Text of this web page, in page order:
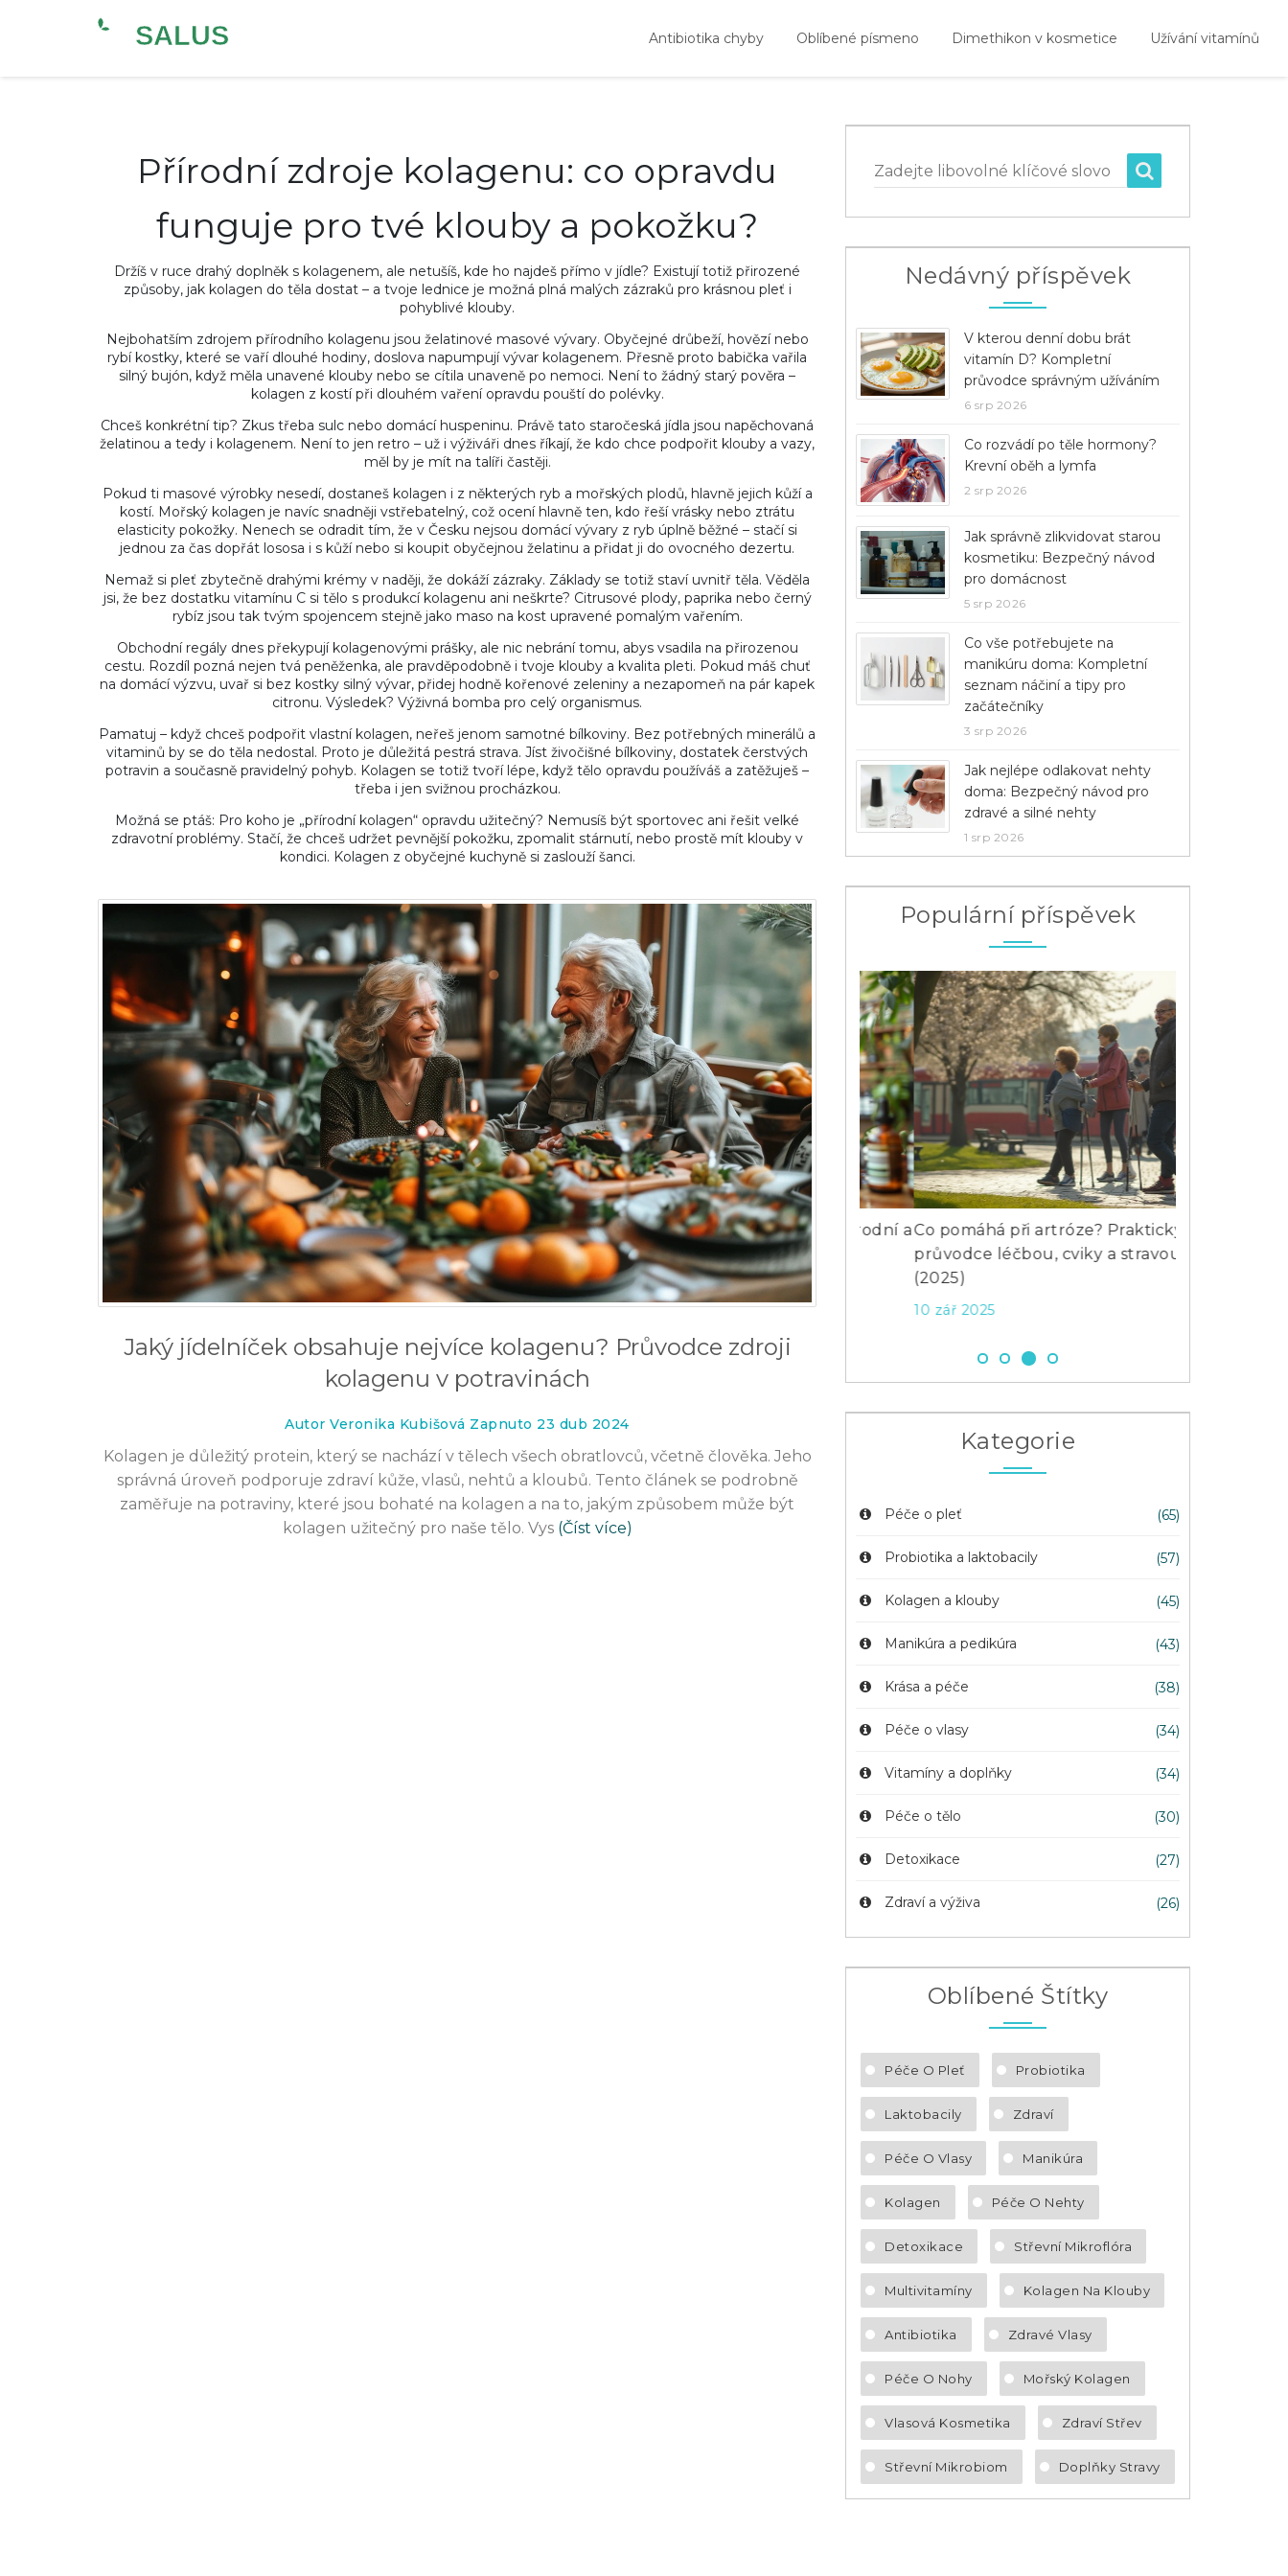
Antibiotika chyby Oblíbené písmeno Dimethikon v kosmetice Užívání vitamínů
Přírodní zdroje kolagenu: co opravdu
funguje pro tvé klouby a pokožku?
Držíš v ruce drahý doplněk s kolagenem, ale netušíš, kde ho najdeš přímo v jídle? Existují totiž přirozené
způsoby, jak kolagen do těla dostat – a tvoje lednice je možná plná malých zázraků pro krásnou pleť i
pohyblivé klouby.
Nejbohatším zdrojem přírodního kolagenu jsou želatinové masové vývary. Obyčejné drůbeží, hovězí nebo
rybí kostky, které se vaří dlouhé hodiny, doslova napumpují vývar kolagenem. Přesně proto babička vařila
silný bujón, když měla unavené klouby nebo se cítila unaveně po nemoci. Není to žádný starý pověra –
kolagen z kostí při dlouhém vaření opravdu pouští do polévky.
Chceš konkrétní tip? Zkus třeba sulc nebo domácí huspeninu. Právě tato staročeská jídla jsou napěchovaná
želatinou a tedy i kolagenem. Není to jen retro – už i výživáři dnes říkají, že kdo chce podpořit klouby a vazy,
měl by je mít na talíři častěji.
Pokud ti masové výrobky nesedí, dostaneš kolagen i z některých ryb a mořských plodů, hlavně jejich kůží a
kostí. Mořský kolagen je navíc snadněji vstřebatelný, což ocení hlavně ten, kdo řeší vrásky nebo ztrátu
elasticity pokožky. Nenech se odradit tím, že v Česku nejsou domácí vývary z ryb úplně běžné – stačí si
jednou za čas dopřát lososa i s kůží nebo si koupit obyčejnou želatinu a přidat ji do ovocného dezertu.
Nemaž si pleť zbytečně drahými krémy v naději, že dokáží zázraky. Základy se totiž staví uvnitř těla. Věděla
jsi, že bez dostatku vitamínu C si tělo s produkcí kolagenu ani neškrte? Citrusové plody, paprika nebo černý
rybíz jsou tak tvým spojencem stejně jako maso na kost upravené pomalým vařením.
Obchodní regály dnes překypují kolagenovými prášky, ale nic nebrání tomu, abys vsadila na přirozenou
cestu. Rozdíl pozná nejen tvá peněženka, ale pravděpodobně i tvoje klouby a kvalita pleti. Pokud máš chuť
na domácí výzvu, uvař si bez kostky silný vývar, přidej hodně kořenové zeleniny a nezapomeň na pár kapek
citronu. Výsledek? Výživná bomba pro celý organismus.
Pamatuj – když chceš podpořit vlastní kolagen, neřeš jenom samotné bílkoviny. Bez potřebných minerálů a
vitaminů by se do těla nedostal. Proto je důležitá pestrá strava. Jíst živočišné bílkoviny, dostatek čerstvých
potravin a současně pravidelný pohyb. Kolagen se totiž tvoří lépe, když tělo opravdu používáš a zatěžuješ –
třeba i jen svižnou procházkou.
Možná se ptáš: Pro koho je „přírodní kolagen“ opravdu užitečný? Nemusíš být sportovec ani řešit velké
zdravotní problémy. Stačí, že chceš udržet pevnější pokožku, zpomalit stárnutí, nebo prostě mít klouby v
kondici. Kolagen z obyčejné kuchyně si zaslouží šanci.
Jaký jídelníček obsahuje nejvíce kolagenu? Průvodce zdroji
kolagenu v potravinách
Autor Veronika Kubišová Zapnuto 23 dub 2024
Kolagen je důležitý protein, který se nachází v tělech všech obratlovců, včetně člověka. Jeho
správná úroveň podporuje zdraví kůže, vlasů, nehtů a kloubů. Tento článek se podrobně
zaměřuje na potraviny, které jsou bohaté na kolagen a na to, jakým způsobem může být
kolagen užitečný pro naše tělo. Vys (Číst více)
Zadejte libovolné klíčové slovo
Nedávný příspěvek
V kterou denní dobu brát
vitamín D? Kompletní
průvodce správným užíváním
6 srp 2026
Co rozvádí po těle hormony?
Krevní oběh a lymfa
2 srp 2026
Jak správně zlikvidovat starou
kosmetiku: Bezpečný návod
pro domácnost
5 srp 2026
Co vše potřebujete na
manikúru doma: Kompletní
seznam náčiní a tipy pro
začátečníky
3 srp 2026
Jak nejlépe odlakovat nehty
doma: Bezpečný návod pro
zdravé a silné nehty
1 srp 2026
Populární příspěvek
proti padání vlasů?
látky podle vědy a praxe
Jak poznat, že máte málo vitaminu?
Příznaky, testy a tipy
6 kvě 2026
Jak na suchou pleť: Nejlepší přírodní a
hydratační tipy
9 dub 2024
Co pomáhá při artróze? Praktický
průvodce léčbou, cviky a stravou
10 zář 2025
Kategorie
Péče o pleť (65)
Probiotika a laktobacily (57)
Kolagen a klouby (45)
Manikúra a pedikúra (43)
Krása a péče (38)
Péče o vlasy (34)
Vitamíny a doplňky (34)
Péče o tělo (30)
Detoxikace (27)
Zdraví a výživa (26)
Oblíbené Štítky
Péče O Pleť Probiotika
Laktobacily Zdraví
Péče O Vlasy Manikúra
Kolagen Péče O Nehty
Detoxikace Střevní Mikroflóra
Multivitamíny Kolagen Na Klouby
Antibiotika Zdravé Vlasy
Péče O Nohy Mořský Kolagen
Vlasová Kosmetika Zdraví Střev
Střevní Mikrobiom Doplňky Stravy